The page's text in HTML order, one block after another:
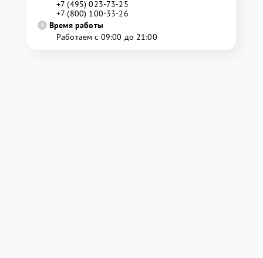
+7 (495) 023-73-25
+7 (800) 100-33-26
Время работы
Работаем с 09:00 до 21:00